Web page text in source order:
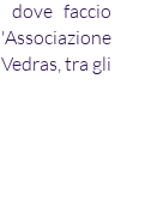
dove faccio
tra gli